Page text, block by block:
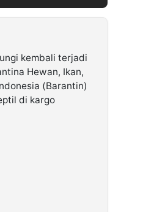
kembali terjadi
Hewan, Ikan,
(Barantin)
di kargo